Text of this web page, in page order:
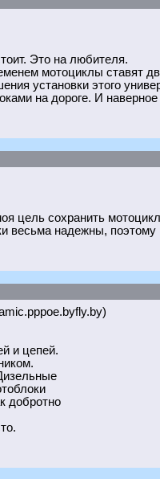
Это на любителя.
мотоциклы ставят
установки этого
на дороге. И
цель сохранить
весьма надежны, поэтому
и цепей.
добротно